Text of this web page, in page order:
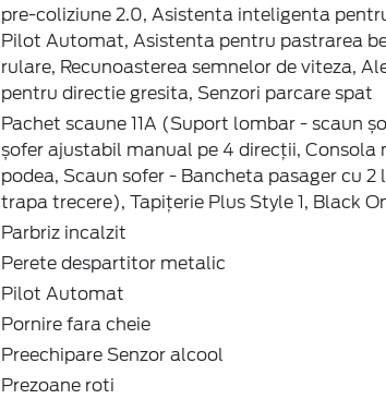
pre-coliziune 2.0, Asistenta inteligenta
Pilot Automat, Asistenta pentru pastrarea
rulare, Recunoasterea semnelor de viteza,
pentru directie gresita, Senzori parcare spat
Pachet scaune 11A (Suport lombar - scaun
șofer ajustabil manual pe 4 direcții, Consola
podea, Scaun sofer - Bancheta pasager cu 2
trapa trecere), Tapițerie Plus Style 1, Black
Parbriz incalzit
Perete despartitor metalic
Pilot Automat
Pornire fara cheie
Preechipare Senzor alcool
Prezoane roti